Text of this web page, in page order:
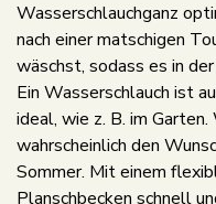
Wasserschlauchganz
nach einer matschigen
wäschst, sodass es in
Ein Wasserschlauch ist
ideal, wie z. B. im
wahrscheinlich den
Sommer. Mit einem
Planschbecken schnell